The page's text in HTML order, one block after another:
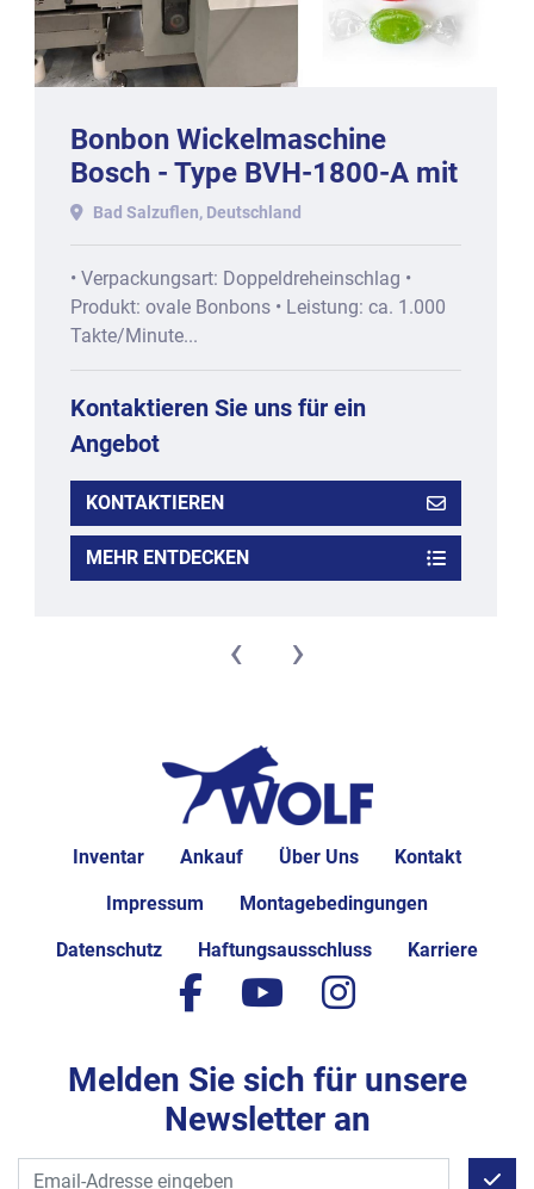
Bonbon Wickelmaschine
Bosch - Type BVH-1800-A mit
circa 1000 Stck/min
Bad Salzuflen, Deutschland
• Verpackungsart: Doppeldreheinschlag •
Produkt: ovale Bonbons • Leistung: ca. 1.000
Takte/Minute...
Kontaktieren Sie uns für ein
Angebot
KONTAKTIEREN
MEHR ENTDECKEN
‹ ›
Inventar Ankauf Über Uns Kontakt
Impressum Montagebedingungen
Datenschutz Haftungsausschluss Karriere
facebook
youtubeinstagram
Melden Sie sich für unsere
Newsletter an